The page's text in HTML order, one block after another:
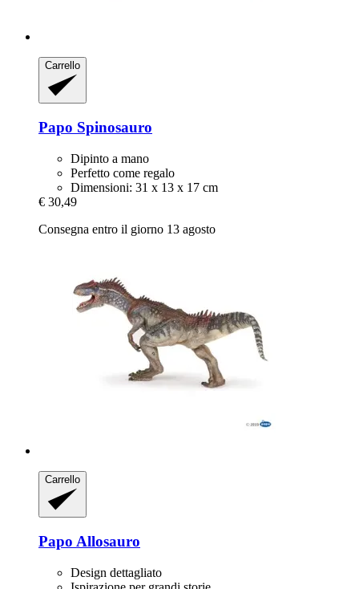
Carrello
Papo Spinosauro
Dipinto a mano
Perfetto come regalo
Dimensioni: 31 x 13 x 17 cm
€ 30,49
Consegna entro il giorno 13 agosto
Carrello
Papo Allosauro
Design dettagliato